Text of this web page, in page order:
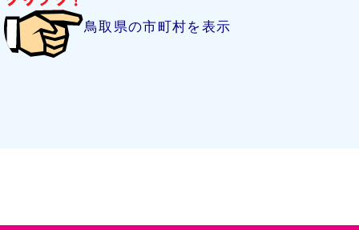
鳥取県の市町村を表示